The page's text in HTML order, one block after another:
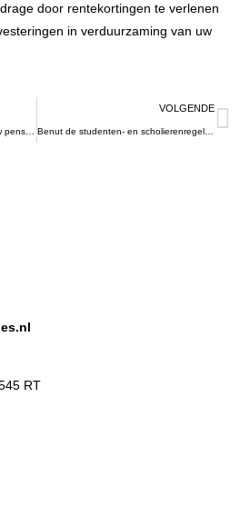
door rentekortingen te verlenen
in verduurzaming van uw
VOLGENDE
Benut de studenten- en scholierenregeling
RT